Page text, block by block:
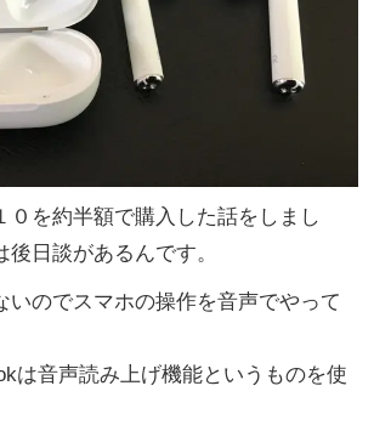
０を約半額で購入した話をしまし
日談があるんです。
いのでスマホの操作を音声でやって
は音声読み上げ機能というものを使